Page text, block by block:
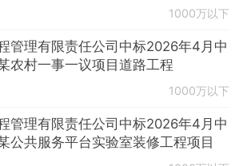
1000万以下
管理有限责任公司中标2026年4月中
农村一事一议项目道路工程
1000万以下
管理有限责任公司中标2026年4月中
公共服务平台实验室装修工程项目